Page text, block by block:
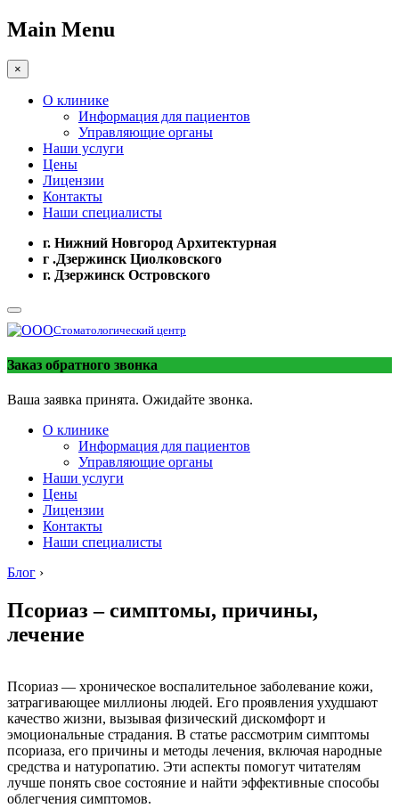
Main Menu
×
О клинике
Информация для пациентов
Управляющие органы
Наши услуги
Цены
Лицензии
Контакты
Наши специалисты
г. Нижний Новгород Архитектурная
г .Дзержинск Циолковского
г. Дзержинск Островского
Стоматологический центр
Заказ обратного звонка
Ваша заявка принята. Ожидайте звонка.
О клинике
Информация для пациентов
Управляющие органы
Наши услуги
Цены
Лицензии
Контакты
Наши специалисты
Блог ›
Псориаз – симптомы, причины,
лечение
Псориаз — хроническое воспалительное заболевание кожи,
затрагивающее миллионы людей. Его проявления ухудшают
качество жизни, вызывая физический дискомфорт и
эмоциональные страдания. В статье рассмотрим симптомы
псориаза, его причины и методы лечения, включая народные
средства и натуропатию. Эти аспекты помогут читателям
лучше понять свое состояние и найти эффективные способы
облегчения симптомов.